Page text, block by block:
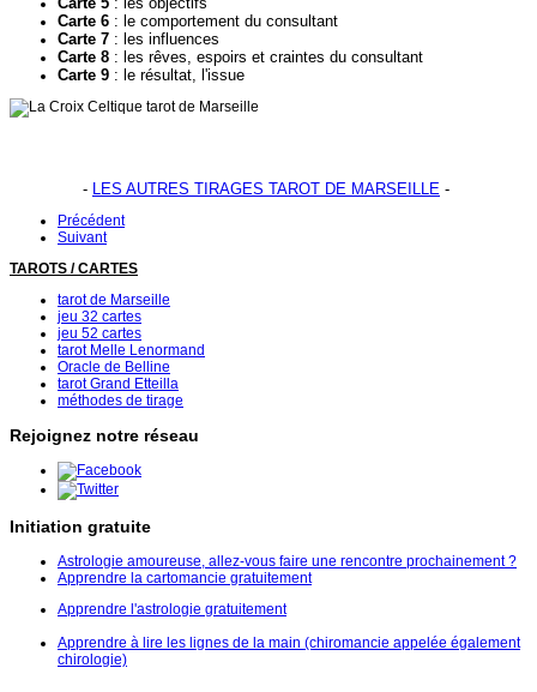
Carte 6 : le comportement du consultant
Carte 7 : les influences
Carte 8 : les rêves, espoirs et craintes du consultant
Carte 9 : le résultat, l'issue
- LES AUTRES TIRAGES TAROT DE MARSEILLE -
Précédent
Suivant
TAROTS / CARTES
tarot de Marseille
jeu 32 cartes
jeu 52 cartes
tarot Melle Lenormand
Oracle de Belline
tarot Grand Etteilla
méthodes de tirage
Rejoignez notre réseau
Initiation gratuite
Astrologie amoureuse, allez-vous faire une rencontre prochainement ?
Apprendre la cartomancie gratuitement
Apprendre l'astrologie gratuitement
Apprendre à lire les lignes de la main (chiromancie appelée également
chirologie)